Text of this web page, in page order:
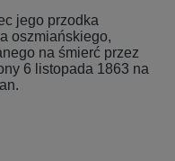
jego przodka
oszmiańskiego,
na śmierć przez
6 listopada 1863 na